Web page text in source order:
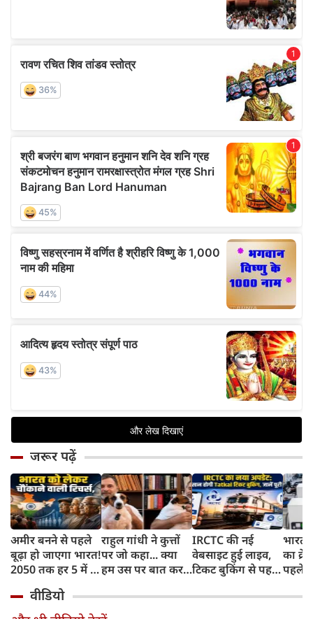
जरूर पढ़ें
अमीर बनने से पहले
बूढ़ा हो जाएगा भारत!
2050 तक हर 5 में 1
साल से ज्यादा उम्र का
राहुल गांधी ने कुत्तों
पर जो कहा... क्या
हम उस पर बात कर
IRCTC की नई
वेबसाइट हुई लाइव,
टिकट बुकिंग से पहले
काम, जानें पूरा
भारत
का
पहले
और
वीडियो